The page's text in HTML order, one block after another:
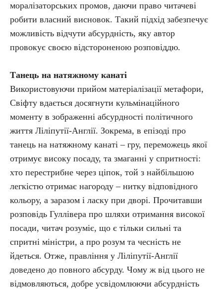
моралізаторських промов, даючи право читачеві
робити власний висновок. Такий підхід забезпечує
можливість відчути абсурдність, яку автор
провокує своєю відстороненою розповіддю.
Танець на натяжному канаті
Використовуючи прийом матеріалізації метафори,
Свіфту вдається досягнути кульмінаційного
моменту в зображенні абсурдності політичного
життя Ліліпутії-Англії. Зокрема, в епізоді про
танець на натяжному канаті – гру, переможець якої
отримує високу посаду, та змаганні у спритності:
хто перестрибне через ціпок, той з найбільшою
легкістю отримає нагороду – нитку відповідного
кольору, а заразом і ласку при дворі. Прочитавши
розповідь Гуллівера про шляхи отримання високої
посади, читач розуміє, що є тільки сильні та
спритні міністри, а про розум та чесність не
йдеться. Отже, правління у Ліліпутії-Англії
доведено до повного абсурду. Чому ж від цього не
відмовляються, добре усвідомлюючи абсурдність